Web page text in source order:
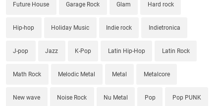
Future House Garage Rock Glam Hard rock
Hip-hop Holiday Music Indie rock Indietronica
J-pop Jazz K-Pop Latin Hip-Hop Latin Rock
Math Rock Melodic Metal Metal Metalcore
New wave Noise Rock Nu Metal Pop Pop PUNK